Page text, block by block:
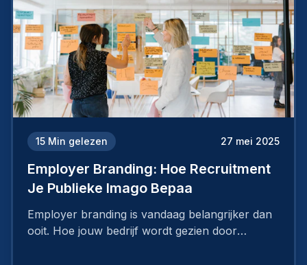
15 Min gelezen 27 mei 2025
Employer Branding: Hoe Recruitment
Je Publieke Imago Bepaa
Employer branding is vandaag belangrijker dan
ooit. Hoe jouw bedrijf wordt gezien door